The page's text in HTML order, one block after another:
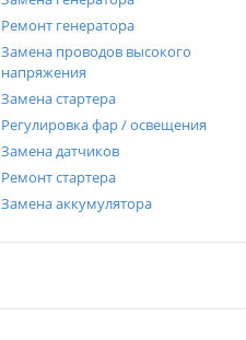
Ремонт генератора
Замена проводов высокого
напряжения
Замена стартера
Регулировка фар / освещения
Замена датчиков
Ремонт стартера
Замена аккумулятора